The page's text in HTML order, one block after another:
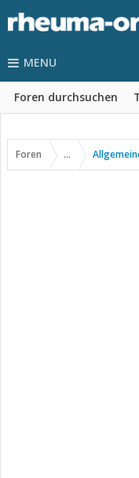
MENU
Foren durchsuchen
Foren ...